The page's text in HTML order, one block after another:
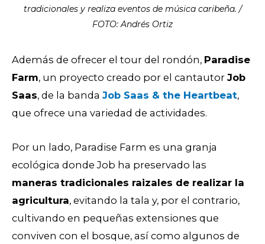
tradicionales y realiza eventos de música caribeña. /
FOTO: Andrés Ortiz
Además de ofrecer el tour del rondón, Paradise
Farm, un proyecto creado por el cantautor Job
Saas, de la banda Job Saas & the Heartbeat,
que ofrece una variedad de actividades.
Por un lado, Paradise Farm es una granja
ecológica donde Job ha preservado las
maneras tradicionales raizales de realizar la
agricultura, evitando la tala y, por el contrario,
cultivando en pequeñas extensiones que
conviven con el bosque, así como algunos de